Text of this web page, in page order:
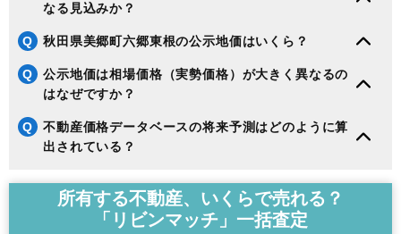
なる見込みか？
Q 秋田県美郷町六郷東根の公示地価はいくら？
Q
公示地価は相場価格（実勢価格）が大きく異なるの
はなぜですか？
Q
不動産価格データベースの将来予測はどのように算
出されている？
所有する不動産、いくらで売れる？
「リビンマッチ」一括査定